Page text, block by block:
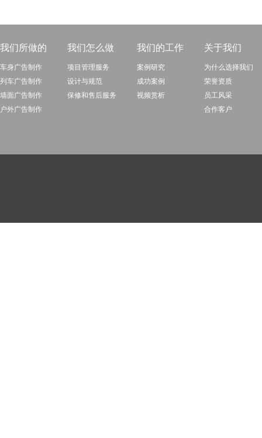
我们所做的
车身广告制作
列车广告制作
墙面广告制作
户外广告制作
我们怎么做
项目管理服务
设计与规范
保修和售后服务
我们的工作
案例研究
成功案例
视频赏析
关于我们
为什么选择我们
荣誉资质
员工风采
合作客户